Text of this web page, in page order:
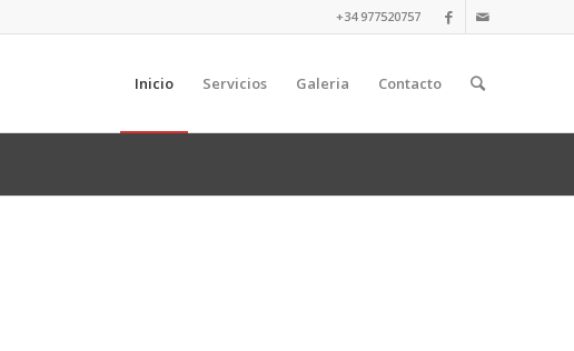
+34 977520757
Inicio Servicios Galeria Contacto